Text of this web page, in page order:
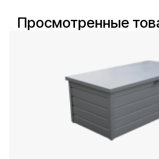
Просмотренные